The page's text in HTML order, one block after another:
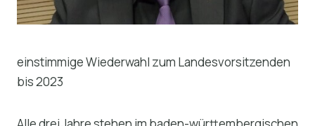
einstimmige Wiederwahl zum Landesvorsitzenden
bis 2023